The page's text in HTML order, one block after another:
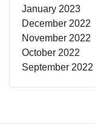
January 2023
December 2022
November 2022
October 2022
September 2022